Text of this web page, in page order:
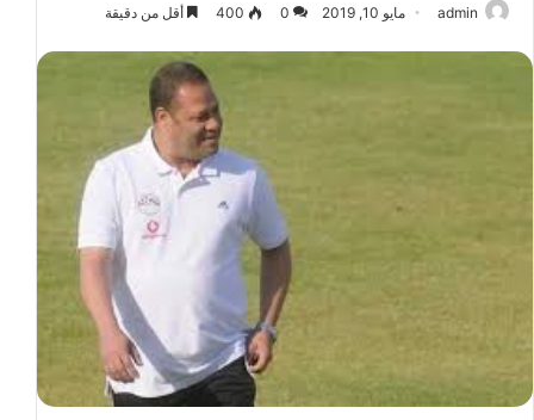
admin مايو 10, 2019 0
400 أقل من دقيقة